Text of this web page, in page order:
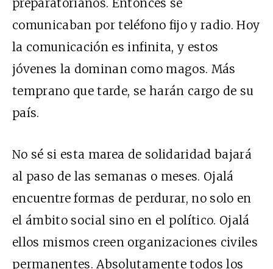
preparatorianos. Entonces se
comunicaban por teléfono fijo y radio. Hoy
la comunicación es infinita, y estos
jóvenes la dominan como magos. Más
temprano que tarde, se harán cargo de su
país.
No sé si esta marea de solidaridad bajará
al paso de las semanas o meses. Ojalá
encuentre formas de perdurar, no solo en
el ámbito social sino en el político. Ojalá
ellos mismos creen organizaciones civiles
permanentes. Absolutamente todos los